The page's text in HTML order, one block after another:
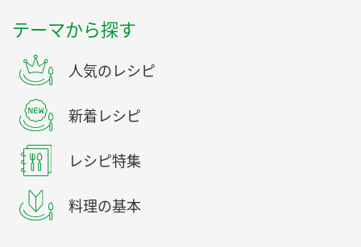
テーマから探す
人気のレシピ
新着レシピ
レシピ特集
料理の基本